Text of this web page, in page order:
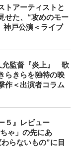
トアーティストと
せた、“攻めのモー
神戸公演＜ライブ
允監督『炎上』 歌
らきらを独特の映
作＜出演者コラム
５』レビュー
ゃ」の先にあ
らないもの”に目